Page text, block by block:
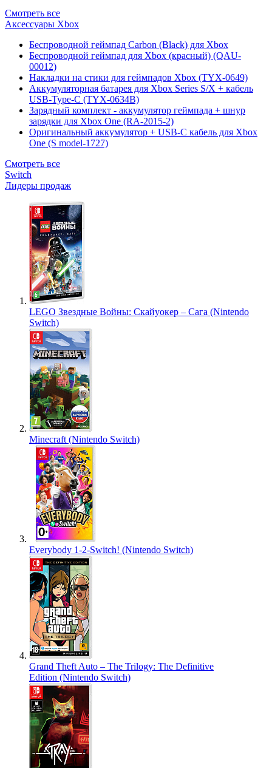
Смотреть все
Аксессуары Xbox
Беспроводной геймпад Carbon (Black) для Xbox
Беспроводной геймпад для Xbox (красный) (QAU-
00012)
Накладки на стики для геймпадов Xbox (TYX-0649)
Аккумуляторная батарея для Xbox Series S/X + кабель
USB-Type-C (TYX-0634B)
Зарядный комплект - аккумулятор геймпада + шнур
зарядки для Xbox One (RA-2015-2)
Оригинальный аккумулятор + USB-C кабель для Xbox
One (S model-1727)
Смотреть все
Switch
Лидеры продаж
LEGO Звездные Войны: Скайуокер – Сага (Nintendo
Switch)
Minecraft (Nintendo Switch)
Everybody 1-2-Switch! (Nintendo Switch)
Grand Theft Auto – The Trilogy: The Definitive
Edition (Nintendo Switch)